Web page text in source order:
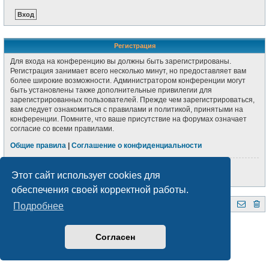
Этот сайт использует cookies для
обеспечения своей корректной работы.
Подробнее
Согласен
Регистрация
Для входа на конференцию вы должны быть зарегистрированы.
Регистрация занимает всего несколько минут, но предоставляет вам
более широкие возможности. Администратором конференции могут
быть установлены также дополнительные привилегии для
зарегистрированных пользователей. Прежде чем зарегистрироваться,
вам следует ознакомиться с правилами и политикой, принятыми на
конференции. Помните, что ваше присутствие на форумах означает
согласие со всеми правилами.
Общие правила
Соглашение о конфиденциальности
Регистрация
QRZ.BY Форум радиолюбителей Беларуси
Русская поддержка phpBB
Конфиденциальность|Правила